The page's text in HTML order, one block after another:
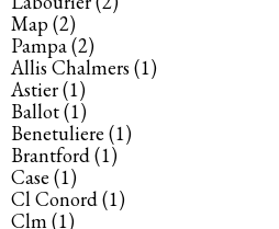
Map(2)
Pampa(2)
Allis Chalmers (1)
Astier(1)
Ballot(1)
Benetuliere (1)
Brantford(1)
Case (1)
Cl Conord(1)
Clm(1)